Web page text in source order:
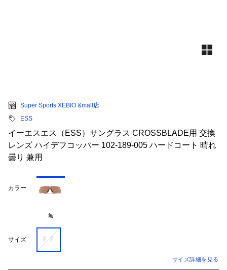
Super Sports XEBIO &mall店
ESS
イーエスエス（ESS）サングラス CROSSBLADE用 交換
レンズ ハイデフコッパー 102-189-005 ハードコート 晴れ
曇り 兼用
カラー
無
サイズ ＦＦ
サイズ詳細を見る